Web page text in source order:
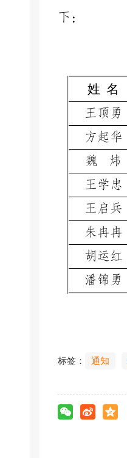
下：
姓 名
王顶勇
方起华
魏
炜
王学忠
王启兵
朱冉冉
胡运红
潘锦勇
标签： 通知